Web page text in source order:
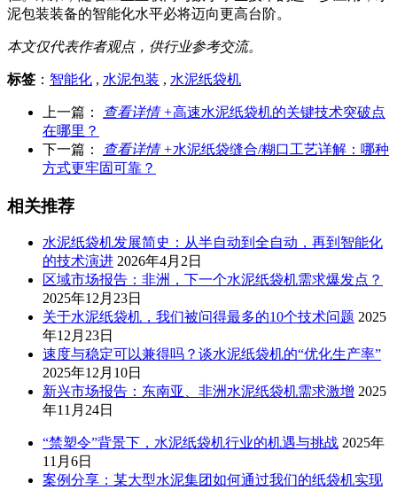
泥包装装备的智能化水平必将迈向更高台阶。
本文仅代表作者观点，供行业参考交流。
标签 ： 智能化 , 水泥包装 , 水泥纸袋机
上一篇： 查看详情 +高速水泥纸袋机的关键技术突破点
在哪里？
下一篇：
查看详情 +水泥纸袋缝合/糊口工艺详解：哪种
方式更牢固可靠？
相关推荐
水泥纸袋机发展简史：从半自动到全自动，再到智能化
的技术演进 2026年4月2日
区域市场报告：非洲，下一个水泥纸袋机需求爆发点？
2025年12月23日
关于水泥纸袋机，我们被问得最多的10个技术问题 2025
年12月23日
速度与稳定可以兼得吗？谈水泥纸袋机的“优化生产率”
2025年12月10日
新兴市场报告：东南亚、非洲水泥纸袋机需求激增 2025
年11月24日
“禁塑令”背景下，水泥纸袋机行业的机遇与挑战 2025年
11月6日
案例分享：某大型水泥集团如何通过我们的纸袋机实现